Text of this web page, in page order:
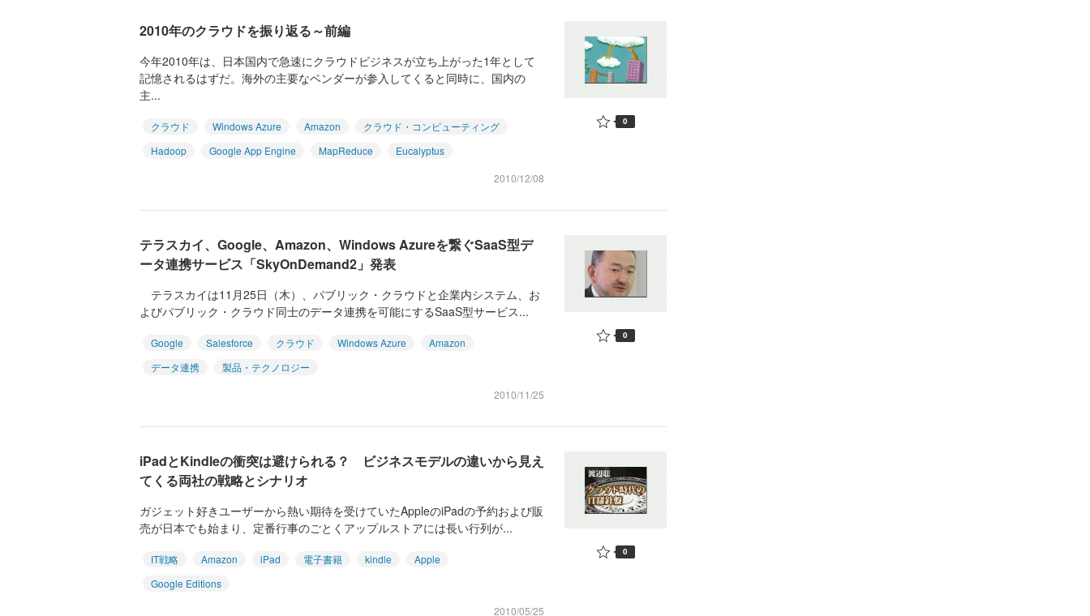
2010年のクラウドを振り返る～前編
今年2010年は、日本国内で急速にクラウドビジネスが立ち上がった1年として
記憶されるはずだ。海外の主要なベンダーが参入してくると同時に、国内の
主...
クラウド Windows Azure Amazon
クラウド・コンピューティング
Hadoop
Google App Engine MapReduce
Eucalyptus
2010/12/08
0
テラスカイ、Google、Amazon、Windows Azureを繋ぐSaaS型デ
ータ連携サービス「SkyOnDemand2」発表
テラスカイは11月25日（木）、パブリック・クラウドと企業内システム、お
よびパブリック・クラウド同士のデータ連携を可能にするSaaS型サービス...
Google Salesforce クラウド Windows Azure
Amazon
データ連携
製品・テクノロジー
2010/11/25
0
iPadとKindleの衝突は避けられる？ ビジネスモデルの違いから見え
てくる両社の戦略とシナリオ
ガジェット好きユーザーから熱い期待を受けていたAppleのiPadの予約および販
売が日本でも始まり、定番行事のごとくアップルストアには長い行列が...
IT戦略 Amazon iPad 電子書籍 kindle
Apple
Google Editions
2010/05/25
0